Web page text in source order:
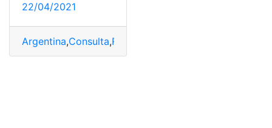
22/04/2021
Argentina,Consulta,Red Bus